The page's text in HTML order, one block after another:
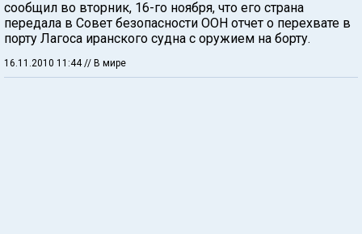
сообщил во вторник, 16-го ноября, что его страна
передала в Совет безопасности ООН отчет о перехвате в
порту Лагоса иранского судна с оружием на борту.
16.11.2010 11:44// В мире